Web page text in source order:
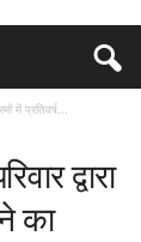
में प्रतिवर्ष...
द्वारा
का